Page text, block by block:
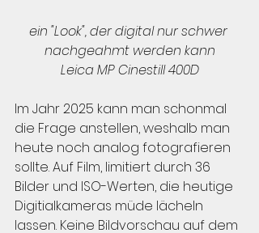
ein "Look", der digital nur schwer
nachgeahmt werden kann
Leica MP Cinestill 400D
Im Jahr 2025 kann man schonmal
die Frage anstellen, weshalb man
heute noch analog fotografieren
sollte. Auf Film, limitiert durch 36
Bilder und ISO-Werten, die heutige
Digitialkameras müde lächeln
lassen. Keine Bildvorschau auf dem